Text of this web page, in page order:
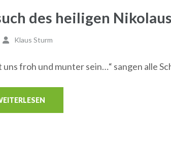
des heiligen
Klaus Sturm
uns froh und munter sein…“ sangen alle